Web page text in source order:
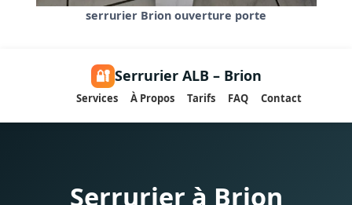
serrurier Brion ouverture porte
🔐 Serrurier ALB – Brion
Services À Propos Tarifs FAQ Contact
Serrurier à Brion